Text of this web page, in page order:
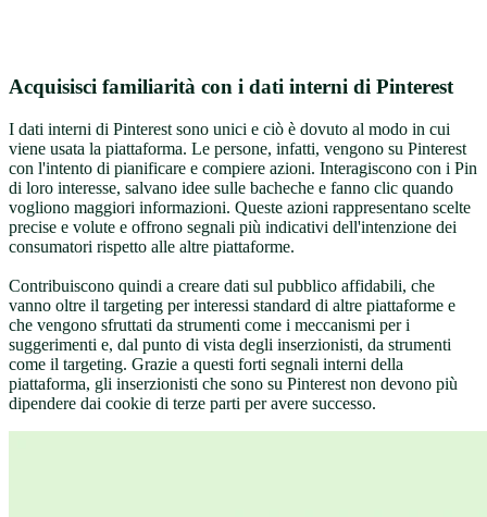
Acquisisci familiarità con i dati interni di Pinterest
I dati interni di Pinterest sono unici e ciò è dovuto al modo in cui
viene usata la piattaforma. Le persone, infatti, vengono su Pinterest
con l'intento di pianificare e compiere azioni. Interagiscono con i Pin
di loro interesse, salvano idee sulle bacheche e fanno clic quando
vogliono maggiori informazioni. Queste azioni rappresentano scelte
precise e volute e offrono segnali più indicativi dell'intenzione dei
consumatori rispetto alle altre piattaforme.
Contribuiscono quindi a creare dati sul pubblico affidabili, che
vanno oltre il targeting per interessi standard di altre piattaforme e
che vengono sfruttati da strumenti come i meccanismi per i
suggerimenti e, dal punto di vista degli inserzionisti, da strumenti
come il targeting. Grazie a questi forti segnali interni della
piattaforma, gli inserzionisti che sono su Pinterest non devono più
dipendere dai cookie di terze parti per avere successo.